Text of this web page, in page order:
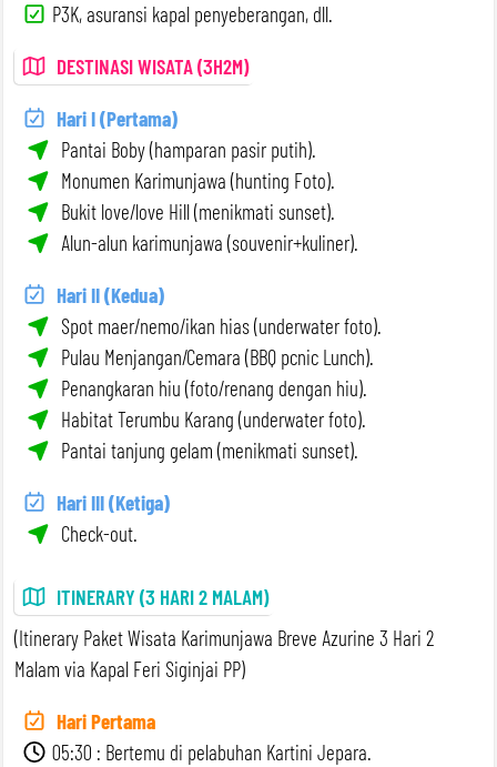
P3K, asuransi kapal penyeberangan, dll.
DESTINASI WISATA (3H2M)
Hari I (Pertama)
Pantai Boby (hamparan pasir putih).
Monumen Karimunjawa (hunting Foto).
Bukit love/love Hill (menikmati sunset).
Alun-alun karimunjawa (souvenir+kuliner).
Hari II (Kedua)
Spot maer/nemo/ikan hias (underwater foto).
Pulau Menjangan/Cemara (BBQ pcnic Lunch).
Penangkaran hiu (foto/renang dengan hiu).
Habitat Terumbu Karang (underwater foto).
Pantai tanjung gelam (menikmati sunset).
Hari III (Ketiga)
Check-out.
ITINERARY (3 HARI 2 MALAM)
(Itinerary Paket Wisata Karimunjawa Breve Azurine 3 Hari 2
Malam via Kapal Feri Siginjai PP)
Hari Pertama
05:30 : Bertemu di pelabuhan Kartini Jepara.